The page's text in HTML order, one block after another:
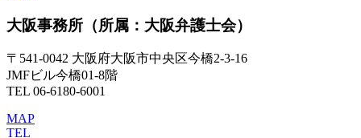
大阪事務所 （所属：大阪弁護士会）
〒541-0042 大阪府大阪市中央区今橋2-3-16
JMFビル今橋01-8階
TEL 06-6180-6001
MAP
TEL